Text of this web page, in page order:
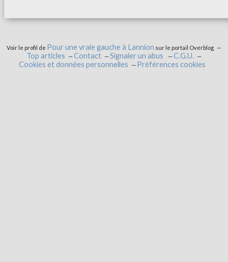
Voir le profil de Pour une vraie gauche à Lannion sur le portail Overblog
Top articles Contact Signaler un abus
C.G.U.
Cookies et données personnelles
Préférences cookies